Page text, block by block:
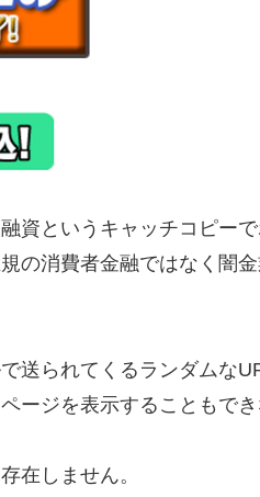
資というキャッチコピー
の消費者金融ではなく闇
送られてくるランダムな
ージを表示することもでき
在しません。